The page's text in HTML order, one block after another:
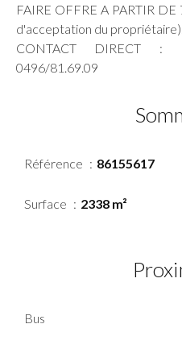
FAIRE OFFRE A PARTIR
d'acceptation du propriétaire).
CONTACT DIRECT :
0496/81.69.09
Référence 86155617
Surface 2338 m²
Bus